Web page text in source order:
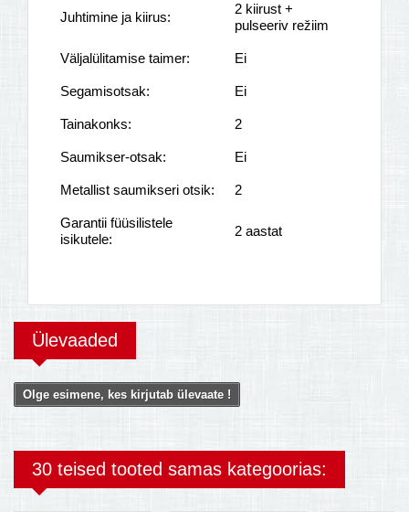
Juhtimine ja kiirus:
2 kiirust +
pulseeriv režiim
Väljalülitamise taimer: Ei
Segamisotsak: Ei
Tainakonks: 2
Saumikser-otsak: Ei
Metallist saumikseri otsik: 2
Garantii füüsilistele
isikutele:
2 aastat
Ülevaaded
Olge esimene, kes kirjutab ülevaate !
30 teised tooted samas kategoorias: